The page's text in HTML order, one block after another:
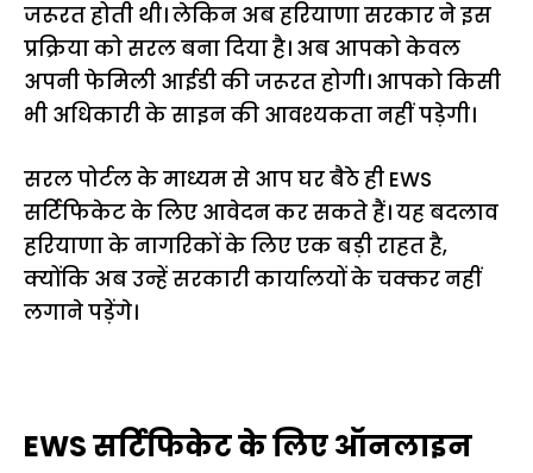
जरूरत होती थी। लेकिन अब हरियाणा सरकार ने इस
प्रक्रिया को सरल बना दिया है। अब आपको केवल
अपनी फेमिली आईडी की जरूरत होगी। आपको किसी
भी अधिकारी के साइन की आवश्यकता नहीं पड़ेगी।
सरल पोर्टल के माध्यम से आप घर बैठे ही EWS
सर्टिफिकेट के लिए आवेदन कर सकते हैं। यह बदलाव
हरियाणा के नागरिकों के लिए एक बड़ी राहत है,
क्योंकि अब उन्हें सरकारी कार्यालयों के चक्कर नहीं
लगाने पड़ेंगे।
EWS सर्टिफिकेट के लिए ऑनलाइन